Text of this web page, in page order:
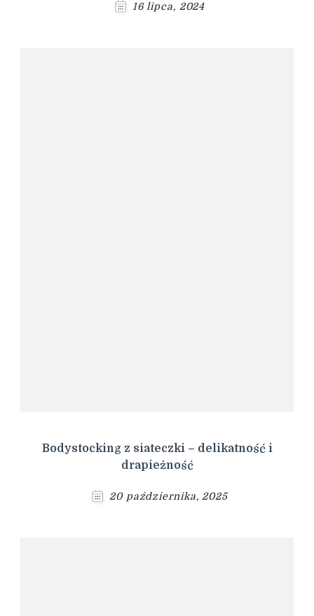
16 lipca, 2024
Bodystocking z siateczki – delikatność i
drapieżność
20 października, 2025